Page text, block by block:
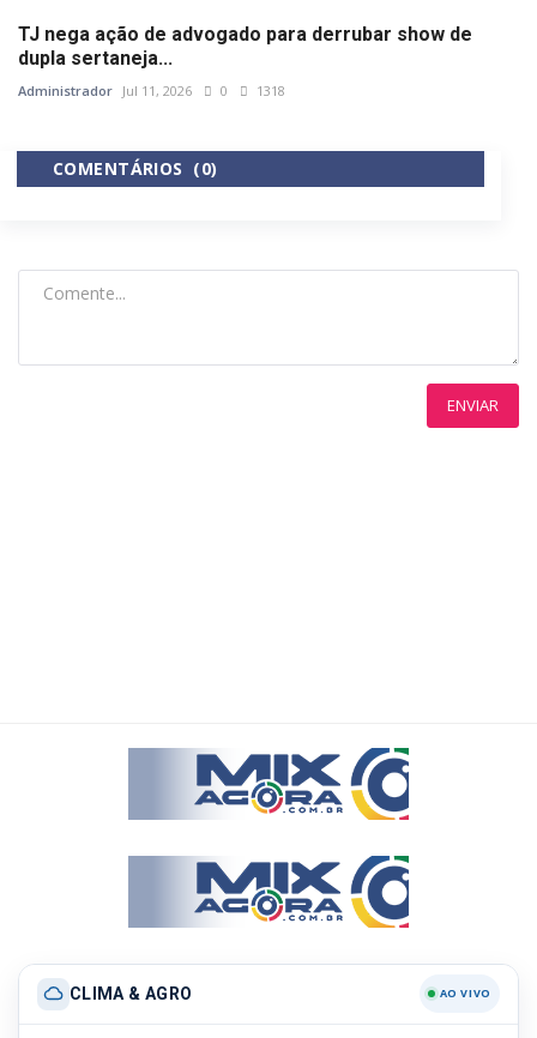
TJ nega ação de advogado para derrubar show de
dupla sertaneja...
Administrador Jul 11, 2026 0 1318
COMENTÁRIOS (0)
ENVIAR
CLIMA & AGRO AO VIVO